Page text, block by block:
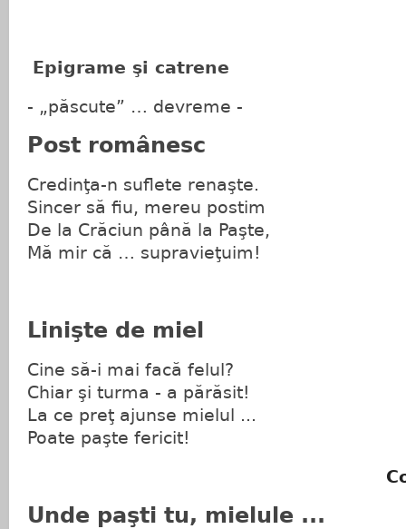
Epigrame şi catrene
- „păscute” … devreme -
Post românesc
Credinţa-n suflete renaşte.
Sincer să fiu, mereu postim
De la Crăciun până la Paşte,
Mă mir că … supravieţuim!
Linişte de miel
Cine să-i mai facă felul?
Chiar şi turma - a părăsit!
La ce preţ ajunse mielul ...
Poate paşte fericit!
Unde paşti tu, mielule ...